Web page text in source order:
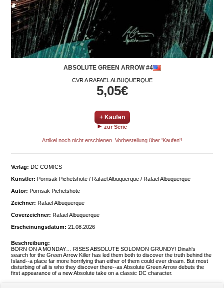
ABSOLUTE GREEN ARROW #4
CVR A RAFAEL ALBUQUERQUE
5,05€
+ Kaufen
zur Serie
Artikel noch nicht erschienen. Vorbestellung über 'Kaufen'!
Verlag: DC COMICS
Künstler: Pornsak Pichetshote / Rafael Albuquerque / Rafael Albuquerque
Autor: Pornsak Pichetshote
Zeichner: Rafael Albuquerque
Coverzeichner: Rafael Albuquerque
Erscheinungsdatum: 21.08.2026
Beschreibung:
BORN ON A MONDAY… RISES ABSOLUTE SOLOMON GRUNDY! Dinah's
search for the Green Arrow Killer has led them both to discover the truth behind the
Island--a place far more horrifying than either of them could ever dream. But most
disturbing of all is who they discover there--as Absolute Green Arrow debuts the
first appearance of a new Absolute take on a classic DC character.